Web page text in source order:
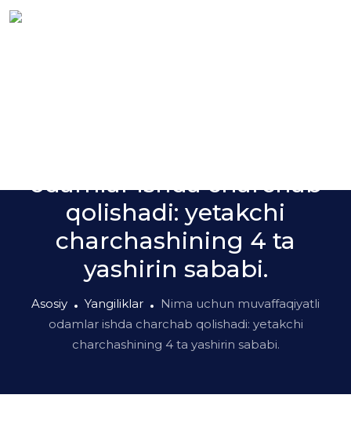
odamlar ishda charchab
qolishadi: yetakchi
charchashining 4 ta
yashirin sababi.
Asosiy Yangiliklar
Nima uchun muvaffaqiyatli
odamlar ishda charchab qolishadi: yetakchi
charchashining 4 ta yashirin sababi.